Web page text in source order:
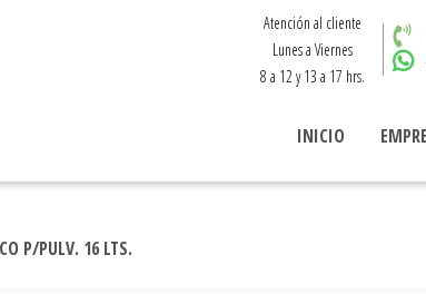
Atención al cliente
Lunes a Viernes
8 a 12 y 13 a 17 hrs.
INICIO
P/PULV. 16 LTS.